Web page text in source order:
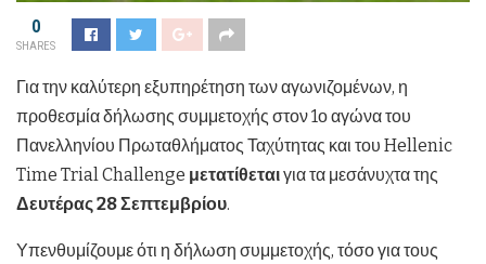
0
SHARES
Για την καλύτερη εξυπηρέτηση των αγωνιζομένων, η
προθεσμία δήλωσης συμμετοχής στον 1ο αγώνα του
Πανελληνίου Πρωταθλήματος Ταχύτητας και του Hellenic
Time Trial Challenge μετατίθεταιγια τα μεσάνυχτα της
Δευτέρας 28 Σεπτεμβρίου.
Υπενθυμίζουμε ότι η δήλωση συμμετοχής, τόσο για τους